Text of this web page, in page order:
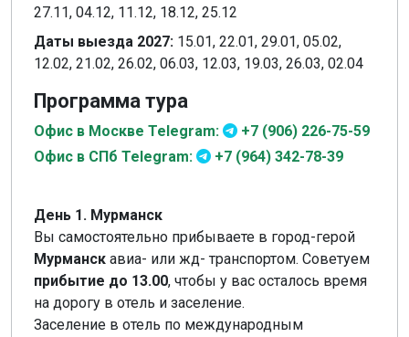
27.11, 04.12, 11.12, 18.12, 25.12
Даты выезда 2027: 15.01, 22.01, 29.01, 05.02,
12.02, 21.02, 26.02, 06.03, 12.03, 19.03, 26.03, 02.04
Программа тура
Офис в Москве Telegram:
+7 (906) 226-75-59
Офис в СПб Telegram:
+7 (964) 342-78-39
День 1. Мурманск
Вы самостоятельно прибываете в город-герой
Мурманск авиа- или жд- транспортом. Советуем
прибытие до 13.00, чтобы у вас осталось время
на дорогу в отель и заселение.
Заселение в отель по международным